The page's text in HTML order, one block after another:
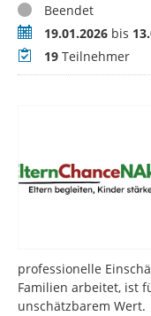
StatusBeendet
Zeitraum19.01.2026 bis
Teilnehmer
19 Teilnehmer
professionelle
Familien arbeitet, ist
unschätzbarem Wert.